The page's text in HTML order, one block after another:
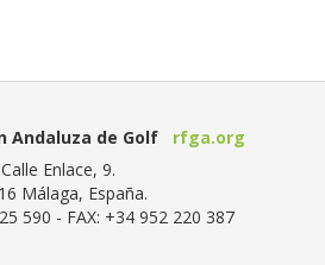
Andaluza de Golf
rfga.org
Calle Enlace, 9.
Málaga, España.
590 - FAX: +34 952 220 387